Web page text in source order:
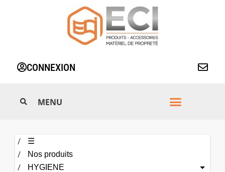
CONNEXION
☰
Nos produits
HYGIENE